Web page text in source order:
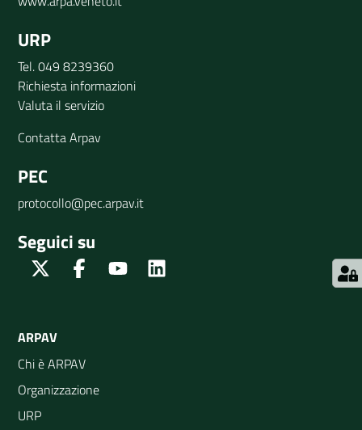
URP
Tel. 049 8239360
Richiesta informazioni
Valuta il servizio
Contatta Arpav
PEC
protocollo@pec.arpav.it
Seguici su
Twitter FacebookYoutube
ARPAV
Chi è ARPAV
Organizzazione
URP